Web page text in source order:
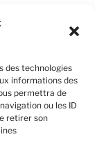
des technologies
informations des
permettra de
ou les ID
retirer son